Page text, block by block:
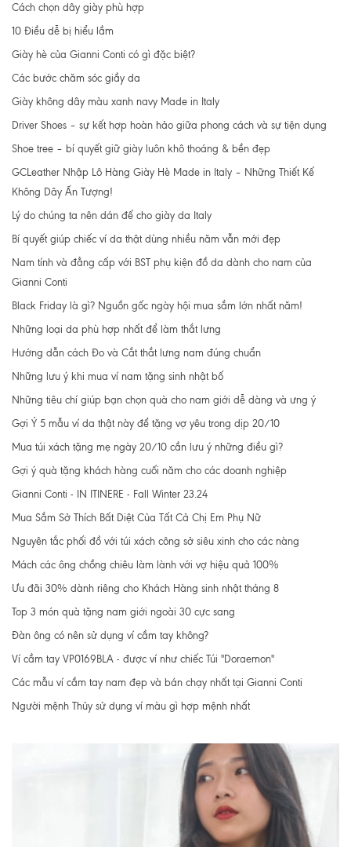
Cách chọn dây giày phù hợp
10 Điều dễ bị hiểu lầm
Giày hè của Gianni Conti có gì đặc biệt?
Các bước chăm sóc giầy da
Giày không dây màu xanh navy Made in Italy
Driver Shoes – sự kết hợp hoàn hảo giữa phong cách và sự tiện dụng
Shoe tree – bí quyết giữ giày luôn khô thoáng & bền đẹp
GCLeather Nhập Lô Hàng Giày Hè Made in Italy – Những Thiết Kế
Không Dây Ấn Tượng!
Lý do chúng ta nên dán đế cho giày da Italy
Bí quyết giúp chiếc ví da thật dùng nhiều năm vẫn mới đẹp
Nam tính và đẳng cấp với BST phụ kiện đồ da dành cho nam của
Gianni Conti
Black Friday là gì? Nguồn gốc ngày hội mua sắm lớn nhất năm!
Những loại da phù hợp nhất để làm thắt lưng
Hướng dẫn cách Đo và Cắt thắt lưng nam đúng chuẩn
Những lưu ý khi mua ví nam tặng sinh nhật bố
Những tiêu chí giúp bạn chọn quà cho nam giới dễ dàng và ưng ý
Gợi Ý 5 mẫu ví da thật này để tặng vợ yêu trong dịp 20/10
Mua túi xách tặng mẹ ngày 20/10 cần lưu ý những điều gì?
Gợi ý quà tặng khách hàng cuối năm cho các doanh nghiệp
Gianni Conti - IN ITINERE - Fall Winter 23.24
Mua Sắm Sở Thích Bất Diệt Của Tất Cả Chị Em Phụ Nữ
Nguyên tắc phối đồ với túi xách công sở siêu xinh cho các nàng
Mách các ông chồng chiêu làm lành với vợ hiệu quả 100%
Ưu đãi 30% dành riêng cho Khách Hàng sinh nhật tháng 8
Top 3 món quà tặng nam giới ngoài 30 cực sang
Đàn ông có nên sử dụng ví cầm tay không?
Ví cầm tay VP0169BLA - được ví như chiếc Túi "Doraemon"
Các mẫu ví cầm tay nam đẹp và bán chạy nhất tại Gianni Conti
Người mệnh Thủy sử dụng ví màu gì hợp mệnh nhất